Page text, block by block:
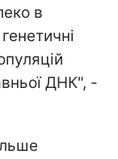
в
ДНК", -